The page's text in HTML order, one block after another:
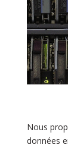
Nous
données